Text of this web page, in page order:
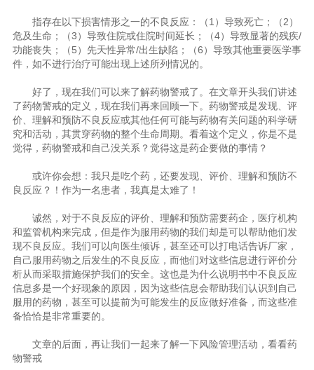
指存在以下损害情形之一的不良反应：（1）导致死亡；（2）
危及生命；（3）导致住院或住院时间延长；（4）导致显著的残疾/
功能丧失；（5）先天性异常/出生缺陷；（6）导致其他重要医学事
件，如不进行治疗可能出现上述所列情况的。
好了，现在我们可以来了解药物警戒了。在文章开头我们讲述
了药物警戒的定义，现在我们再来回顾一下。药物警戒是发现、评
价、理解和预防不良反应或其他任何可能与药物有关问题的科学研
究和活动，其贯穿药物的整个生命周期。看着这个定义，你是不是
觉得，药物警戒和自己没关系？觉得这是药企要做的事情？
或许你会想：我只是吃个药，还要发现、评价、理解和预防不
良反应？！作为一名患者，我真是太难了！
诚然，对于不良反应的评价、理解和预防需要药企，医疗机构
和监管机构来完成，但是作为服用药物的我们却是可以帮助他们发
现不良反应。我们可以向医生倾诉，甚至还可以打电话告诉厂家，
自己服用药物之后发生的不良反应，而他们对这些信息进行评价分
析从而采取措施保护我们的安全。这也是为什么说明书中不良反应
信息多是一个好现象的原因，因为这些信息会帮助我们认识到自己
服用的药物，甚至可以提前为可能发生的反应做好准备，而这些准
备恰恰是非常重要的。
文章的后面，再让我们一起来了解一下风险管理活动，看看药
物警戒